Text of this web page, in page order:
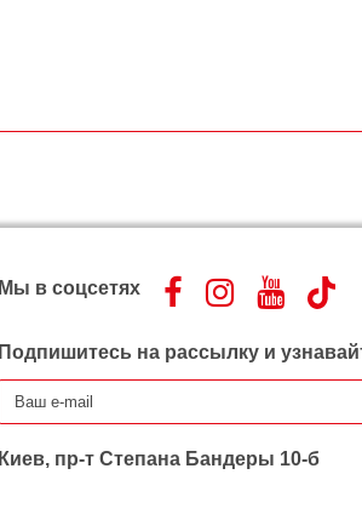
Мы в соцсетях
Подпишитесь на рассылку и
Киев, пр-т Степана Бандеры 10-б